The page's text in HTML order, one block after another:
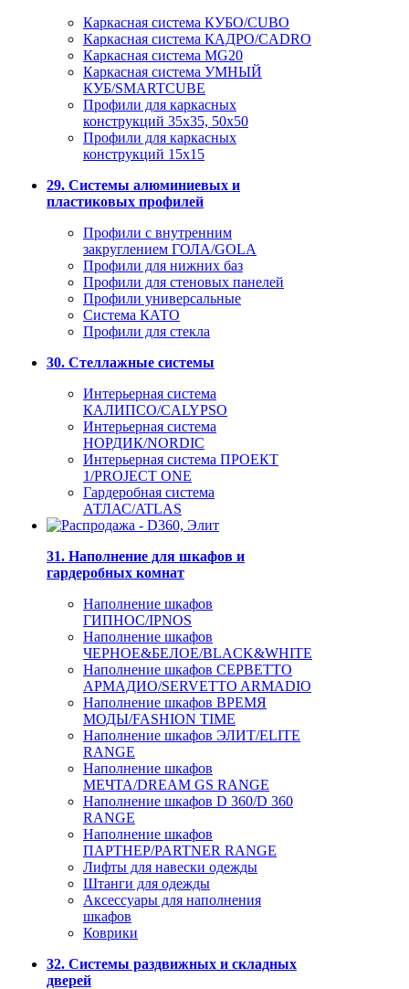
Каркасная система КУБО/CUBO
Каркасная система КАДРО/CADRO
Каркасная система MG20
Каркасная система УМНЫЙ
КУБ/SMARTCUBE
Профили для каркасных
конструкций 35x35, 50x50
Профили для каркасных
конструкций 15х15
29. Системы алюминиевых и
пластиковых профилей
Профили с внутренним
закруглением ГОЛА/GOLA
Профили для нижних баз
Профили для стеновых панелей
Профили универсальные
Система КАТО
Профили для стекла
30. Стеллажные системы
Интерьерная система
КАЛИПСО/CALYPSO
Интерьерная система
НОРДИК/NORDIC
Интерьерная система ПРОЕКТ
1/PROJECT ONE
Гардеробная система
АТЛАС/ATLAS
31. Наполнение для шкафов и
гардеробных комнат
Наполнение шкафов
ГИПНОС/IPNOS
Наполнение шкафов
ЧЕРНОЕ&БЕЛОЕ/BLACK&WHITE
Наполнение шкафов СЕРВЕТТО
АРМАДИО/SERVETTO ARMADIO
Наполнение шкафов ВРЕМЯ
МОДЫ/FASHION TIME
Наполнение шкафов ЭЛИТ/ELITE
RANGE
Наполнение шкафов
МЕЧТА/DREAM GS RANGE
Наполнение шкафов D 360/D 360
RANGE
Наполнение шкафов
ПАРТНЕР/PARTNER RANGE
Лифты для навески одежды
Штанги для одежды
Аксессуары для наполнения
шкафов
Коврики
32. Системы раздвижных и складных
дверей